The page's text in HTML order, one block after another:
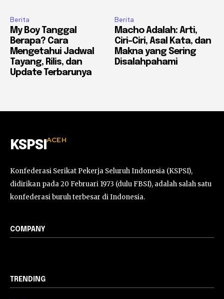
Berita
My Boy Tanggal
Berapa? Cara
Mengetahui Jadwal
Tayang, Rilis, dan
Update Terbarunya
Berita
Macho Adalah: Arti,
Ciri-Ciri, Asal Kata, dan
Makna yang Sering
Disalahpahami
KSPSI ACEH
Konfederasi Serikat Pekerja Seluruh Indonesia (KSPSI),
didirikan pada 20 Februari 1973 (dulu FBSI), adalah salah satu
konfederasi buruh terbesar di Indonesia.
COMPANY
TRENDING